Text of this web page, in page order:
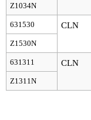
Q&A
Z1034N
631530 CLN
Z1530N
631311 CLN
Z1311N